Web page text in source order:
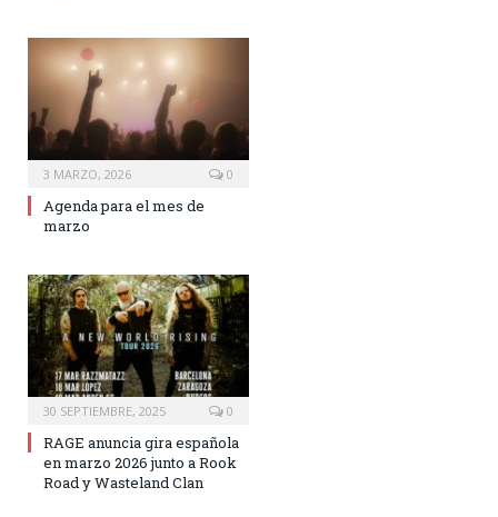
3 MARZO, 2026 0
Agenda para el mes de
marzo
30 SEPTIEMBRE, 2025 0
RAGE anuncia gira española
en marzo 2026 junto a Rook
Road y Wasteland Clan